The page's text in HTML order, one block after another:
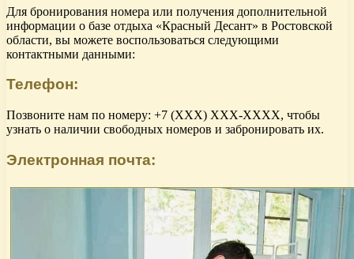
Для бронирования номера или получения дополнительной
информации о базе отдыха «Красный Десант» в Ростовской
области, вы можете воспользоваться следующими
контактными данными:
Телефон:
Позвоните нам по номеру: +7 (XXX) XXX-XXXX, чтобы
узнать о наличии свободных номеров и забронировать их.
Электронная почта: